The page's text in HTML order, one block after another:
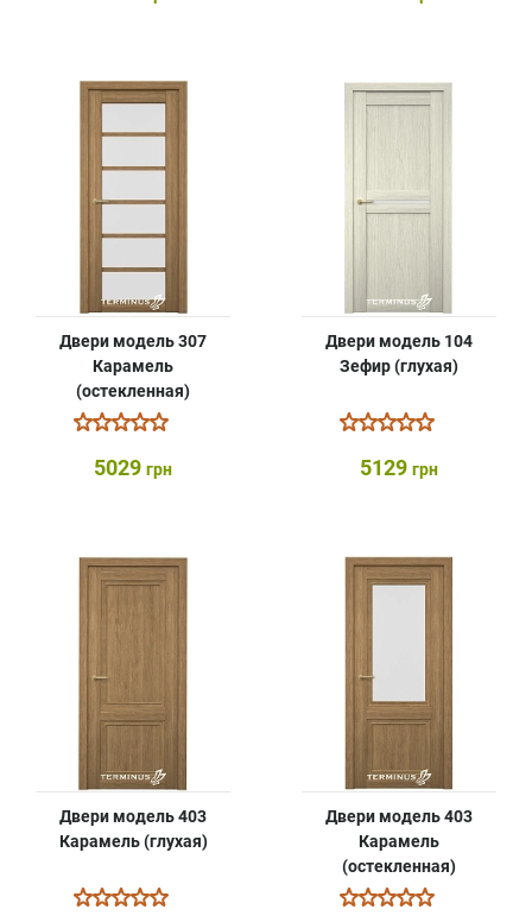
Двери модель 307
Карамель
(остекленная)
5029 грн
Двери модель 104
Зефир (глухая)
5129 грн
Двери модель 403
Карамель (глухая)
Двери модель 403
Карамель
(остекленная)